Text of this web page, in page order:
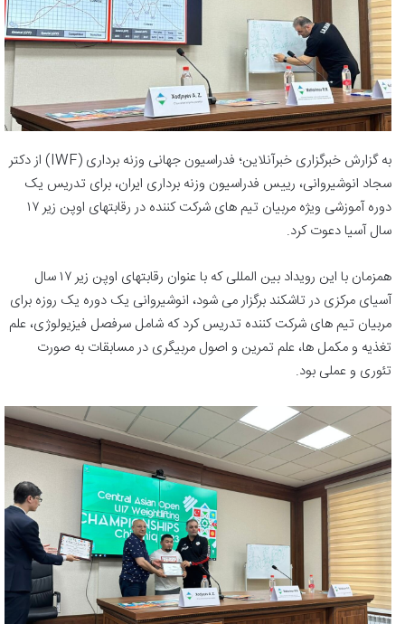
به گزارش خبرگزاری خبرآنلاین؛ فدراسیون جهانی وزنه برداری (IWF) از دکتر
سجاد انوشیروانی، رییس فدراسیون وزنه برداری ایران، برای تدریس یک
دوره آموزشی ویژه مربیان تیم های شرکت کننده در رقابتهای اوپن زیر ۱۷
سال آسیا دعوت کرد.
همزمان با این رویداد بین المللی که با عنوان رقابتهای اوپن زیر ۱۷ سال
آسیای مرکزی در تاشکند برگزار می شود، انوشیروانی یک دوره یک روزه برای
مربیان تیم های شرکت کننده تدریس کرد که شامل سرفصل فیزیولوژی، علم
تغذیه و مکمل ها، علم تمرین و اصول مربیگری در مسابقات به صورت
تئوری و عملی بود.